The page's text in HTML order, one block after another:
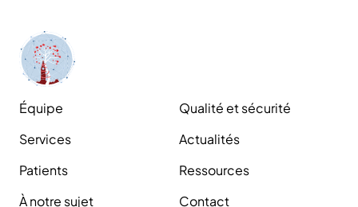
Équipe
Services
Patients
À notre sujet
Qualité et sécurité
Actualités
Ressources
Contact